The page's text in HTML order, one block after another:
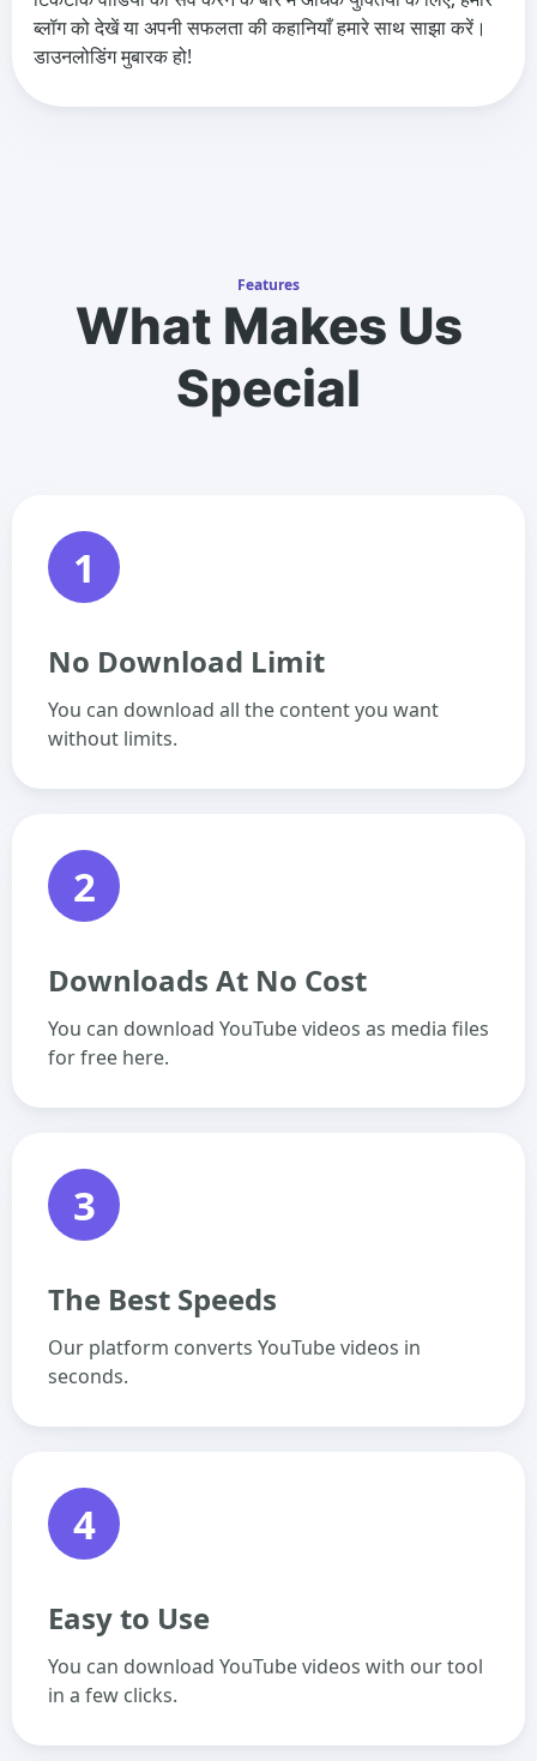
ब्लॉग को देखें या अपनी सफलता की कहानियाँ हमारे साथ साझा करें।
डाउनलोडिंग मुबारक हो!
Features
What Makes Us
Special
1
No Download Limit
You can download all the content you want
without limits.
2
Downloads At No Cost
You can download YouTube videos as media files
for free here.
3
The Best Speeds
Our platform converts YouTube videos in
seconds.
4
Easy to Use
You can download YouTube videos with our tool
in a few clicks.